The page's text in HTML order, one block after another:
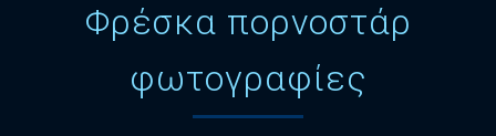
Φρέσκα πορνοστάρ
φωτογραφίες